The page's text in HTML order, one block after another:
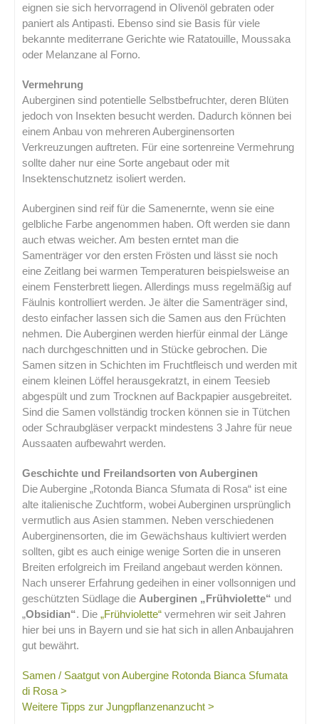
eignen sie sich hervorragend in Olivenöl gebraten oder
paniert als Antipasti. Ebenso sind sie Basis für viele
bekannte mediterrane Gerichte wie Ratatouille, Moussaka
oder Melanzane al Forno.
Vermehrung
Auberginen sind potentielle Selbstbefruchter, deren Blüten
jedoch von Insekten besucht werden. Dadurch können bei
einem Anbau von mehreren Auberginensorten
Verkreuzungen auftreten. Für eine sortenreine Vermehrung
sollte daher nur eine Sorte angebaut oder mit
Insektenschutznetz isoliert werden.
Auberginen sind reif für die Samenernte, wenn sie eine
gelbliche Farbe angenommen haben. Oft werden sie dann
auch etwas weicher. Am besten erntet man die
Samenträger vor den ersten Frösten und lässt sie noch
eine Zeitlang bei warmen Temperaturen beispielsweise an
einem Fensterbrett liegen. Allerdings muss regelmäßig auf
Fäulnis kontrolliert werden. Je älter die Samenträger sind,
desto einfacher lassen sich die Samen aus den Früchten
nehmen. Die Auberginen werden hierfür einmal der Länge
nach durchgeschnitten und in Stücke gebrochen. Die
Samen sitzen in Schichten im Fruchtfleisch und werden mit
einem kleinen Löffel herausgekratzt, in einem Teesieb
abgespült und zum Trocknen auf Backpapier ausgebreitet.
Sind die Samen vollständig trocken können sie in Tütchen
oder Schraubgläser verpackt mindestens 3 Jahre für neue
Aussaaten aufbewahrt werden.
Geschichte und Freilandsorten von Auberginen
Die Aubergine „Rotonda Bianca Sfumata di Rosa“ ist eine
alte italienische Zuchtform, wobei Auberginen ursprünglich
vermutlich aus Asien stammen. Neben verschiedenen
Auberginensorten, die im Gewächshaus kultiviert werden
sollten, gibt es auch einige wenige Sorten die in unseren
Breiten erfolgreich im Freiland angebaut werden können.
Nach unserer Erfahrung gedeihen in einer vollsonnigen und
geschützten Südlage die Auberginen „Frühviolette“ und
„Obsidian“. Die „Frühviolette“ vermehren wir seit Jahren
hier bei uns in Bayern und sie hat sich in allen Anbaujahren
gut bewährt.
Samen / Saatgut von Aubergine Rotonda Bianca Sfumata
di Rosa >
Weitere Tipps zur Jungpflanzenanzucht >